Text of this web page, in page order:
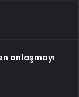
anlaşmayı